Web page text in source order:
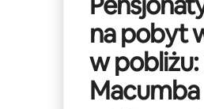
na pobyt
w pobliżu:
Macumba